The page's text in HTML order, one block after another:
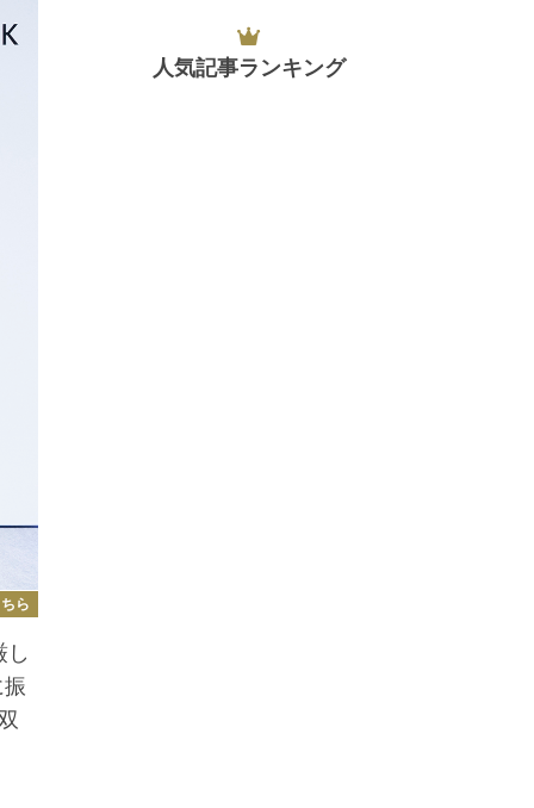
ら
し
人気記事ランキング